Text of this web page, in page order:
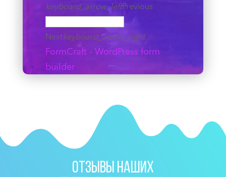
keyboard_arrow_leftPrevious
Nextkeyboard_arrow_right
FormCraft - WordPress form
builder
ОТЗЫВЫ НАШИХ